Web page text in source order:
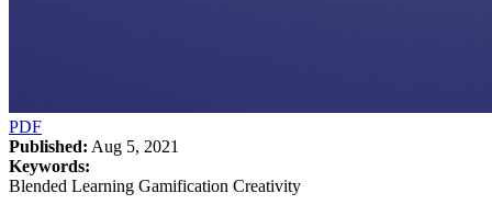
PDF
Published: Aug 5, 2021
Keywords:
Blended Learning Gamification Creativity